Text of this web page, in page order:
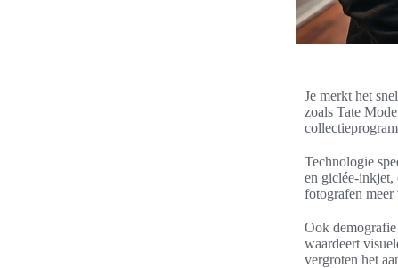
Je merkt het
zoals Tate
Technologie
en giclée-inkjet,
fotografen
Ook
waardeert
vergroten het